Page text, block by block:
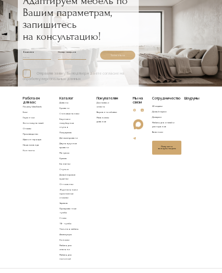
Вашим параметрам,
запишитесь
на консультацию!
Ваше имя Номер телефона
Записаться
Отправляя заявку, Вы подтверждаете согласие на
обработку персональных данных
Работаем
для вас
Почему Idealbeds
Блог
Гарантии
Фото покупателей
Отзывы
Производство
Идеи интерьера
Наша команда
Контакты
Каталог
Диваны
Кровати
Стеновые панели
Барные и
полубарные
стулья
Полукресла
Детские кровати
Двухъярусные
кровати
Матрасы
Кресла
Банкетки
Стулья
Дизайнерские
кушетки
Оттоманки
Журнальные и
приставные
столики
Зеркала
Прикроватные
тумбы
Столы
ТВ - тумбы
Уличная мебель
Аксессуары
Консоли
Мебель для
спальни
Мебель для
гостиной
Покупателям
Доставка и
оплата
Варианты обивки
Механизмы
диванов
Мы на
связи
Сотрудничество
3D модели
Дизайнерам
Дилерам
Мебель для отелей и
ресторанов
Вакансии
Получить
консультацию
Шоурумы